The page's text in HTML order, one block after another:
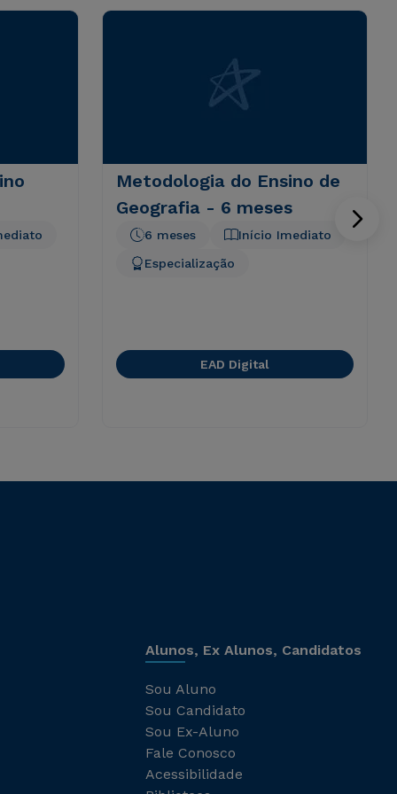
Metodologia do Ensino de
Geografia - 6 meses
Início Imediato
6 meses
Especialização
EAD Digital
Alunos, Ex Alunos, Candidatos
Sou Aluno
Sou Candidato
Sou Ex-Aluno
Fale Conosco
Acessibilidade